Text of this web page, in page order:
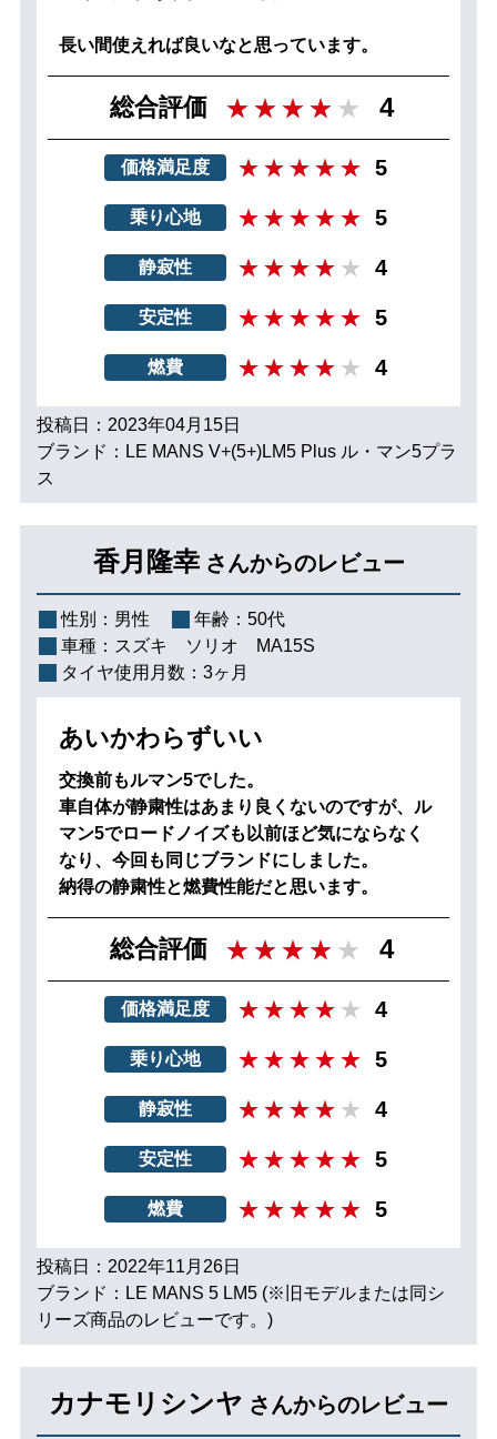
長い間使えれば良いなと思っています。
総合評価 4
価格満足度 5
乗り心地 5
静寂性 4
安定性 5
燃費 4
投稿日：2023年04月15日
ブランド：LE MANS V+(5+)LM5 Plus ル・マン5プラ
ス
香月隆幸 さんからのレビュー
性別： 男性 年齢： 50代
車種： スズキ ソリオ MA15S
タイヤ使用月数： 3ヶ月
あいかわらずいい
交換前もルマン5でした。
車自体が静粛性はあまり良くないのですが、ル
マン5でロードノイズも以前ほど気にならなく
なり、今回も同じブランドにしました。
納得の静粛性と燃費性能だと思います。
総合評価 4
価格満足度 4
乗り心地 5
静寂性 4
安定性 5
燃費 5
投稿日：2022年11月26日
ブランド：LE MANS 5 LM5 (※旧モデルまたは同シ
リーズ商品のレビューです。)
カナモリシンヤ さんからのレビュー